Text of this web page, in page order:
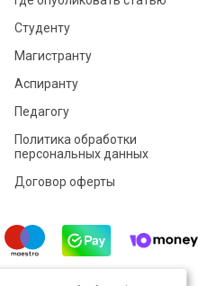
Студенту
Магистранту
Аспиранту
Педагогу
Политика обработки
персональных данных
Договор оферты